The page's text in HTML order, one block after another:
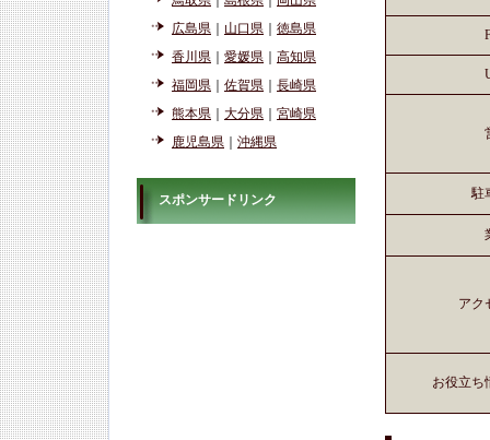
駐
アク
お役立ち
広島県
山口県
徳島県
香川県
愛媛県
高知県
福岡県
佐賀県
長崎県
熊本県
大分県
宮崎県
鹿児島県
沖縄県
スポンサードリンク